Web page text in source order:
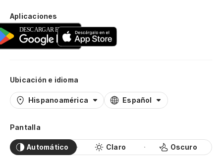
Aplicaciones
Ubicación e idioma
Hispanoamérica Español
Pantalla
Automático Claro Oscuro